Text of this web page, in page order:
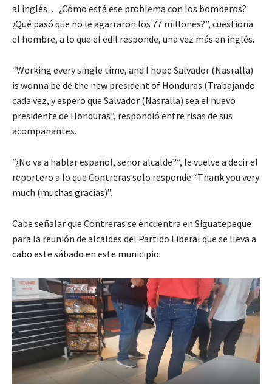
al inglés… ¿Cómo está ese problema con los bomberos?
¿Qué pasó que no le agarraron los 77 millones?”, cuestiona
el hombre, a lo que el edil responde, una vez más en inglés.
“Working every single time, and I hope Salvador (Nasralla)
is wonna be de the new president of Honduras (Trabajando
cada vez, y espero que Salvador (Nasralla) sea el nuevo
presidente de Honduras”, respondió entre risas de sus
acompañantes.
“¿No va a hablar español, señor alcalde?”, le vuelve a decir el
reportero a lo que Contreras solo responde “Thank you very
much (muchas gracias)”.
Cabe señalar que Contreras se encuentra en Siguatepeque
para la reunión de alcaldes del Partido Liberal que se lleva a
cabo este sábado en este municipio.